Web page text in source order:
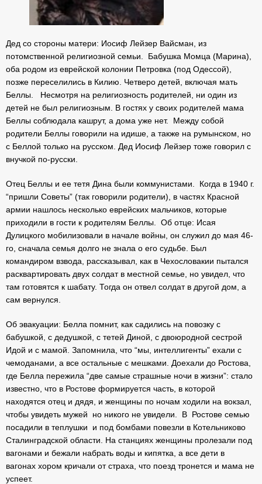
Дед со стороны матери: Иосиф Лейзер Вайсман, из
потомственной религиозной семьи. Бабушка Момца (Марина),
оба родом из еврейской колонии Петровка (под Одессой),
позже переселились в Килию. Четверо детей, включая мать
Беллы. Несмотря на религиозность родителей, ни один из
детей не был религиозным. В гостях у своих родителей мама
Беллы соблюдала кашрут, а дома уже нет. Между собой
родители Беллы говорили на идише, а также на румынском, но
с Беллой только на русском. Дед Иосиф Лейзер тоже говорил с
внучкой по-русски.
Отец Беллы и ее тетя Дина были коммунистами. Когда в 1940 г.
“пришли Советы” (так говорили родители), в частях Красной
армии нашлось несколько еврейских мальчиков, которые
приходили в гости к родителям Беллы. Об отце: Исая
Дулицкого мобилизовали в начале войны, он служил до мая 46-
го, сначала семья долго не знала о его судьбе. Был
командиром взвода, рассказывал, как в Чехословакии пытался
расквартировать двух солдат в местной семье, но увидел, что
там готовятся к шабату. Тогда он отвел солдат в другой дом, а
сам вернулся.
Об эвакуации: Белла помнит, как садились на повозку с
бабушкой, с дедушкой, с тетей Диной, с двоюродной сестрой
Идой и с мамой. Запомнила, что “мы, интеллигенты” ехали с
чемоданами, а все остальные с мешками. Доехали до Ростова,
где Белла пережила “две самые страшные ночи в жизни”: стало
известно, что в Ростове формируется часть, в которой
находятся отец и дядя, и женщины по ночам ходили на вокзал,
чтобы увидеть мужей но никого не увидели. В Ростове семью
посадили в теплушки и под бомбами повезли в Котельниково
Сталинградской области. На станциях женщины пролезали под
вагонами и бежали набрать воды и кипятка, а все дети в
вагонах хором кричали от страха, что поезд тронется и мама не
успеет.